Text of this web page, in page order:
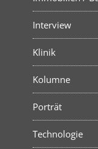
Interview
Klinik
Kolumne
Porträt
Technologie